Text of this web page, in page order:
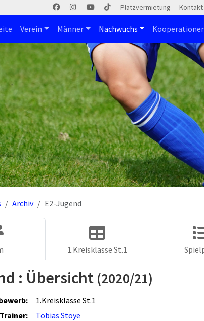
Platzvermietung Kontakt
Verein Männer Nachwuchs
Archiv E2-Jugend
1.Kreisklasse St.1
: Übersicht (2020/21)
1.Kreisklasse St.1
Trainer:
Tobias Stoye